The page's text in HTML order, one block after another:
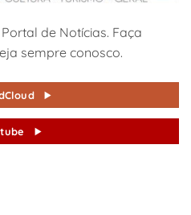
de Notícias. Faça
sempre conosco.